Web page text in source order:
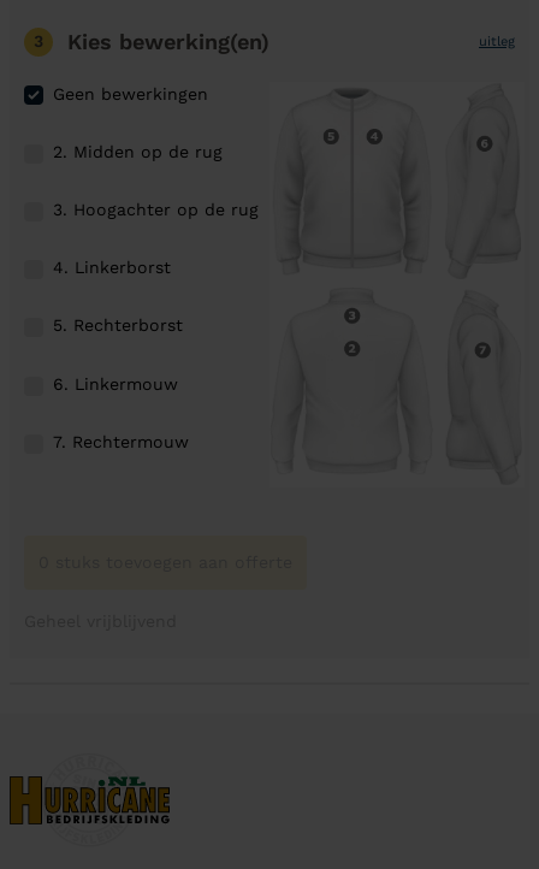
3 Kies bewerking(en) uitleg
Geen bewerkingen
2. Midden op de rug
3. Hoogachter op de rug
4. Linkerborst
5. Rechterborst
6. Linkermouw
7. Rechtermouw